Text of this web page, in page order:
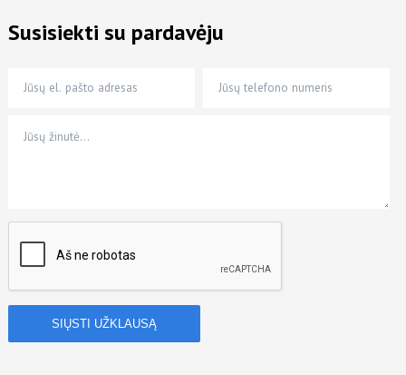
Susisiekti su pardavėju